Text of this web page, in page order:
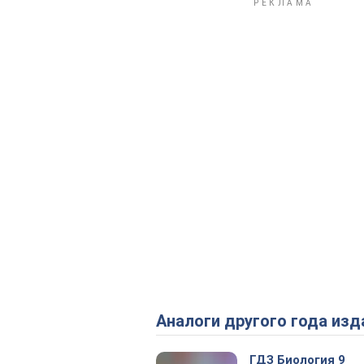
Аналоги другого года
ГДЗ Биология 9